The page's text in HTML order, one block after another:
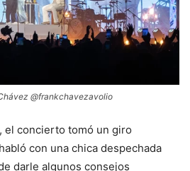
@frankchavezavolio
el concierto tomó un giro
con una chica despechada
darle algunos consejos